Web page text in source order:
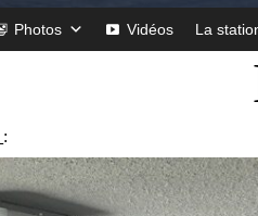
Photos Vidéos La
: